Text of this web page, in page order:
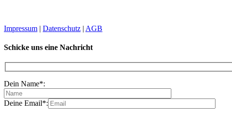
Impressum | Datenschutz | AGB
Schicke uns eine Nachricht
Dein Name*:
Deine Email*: